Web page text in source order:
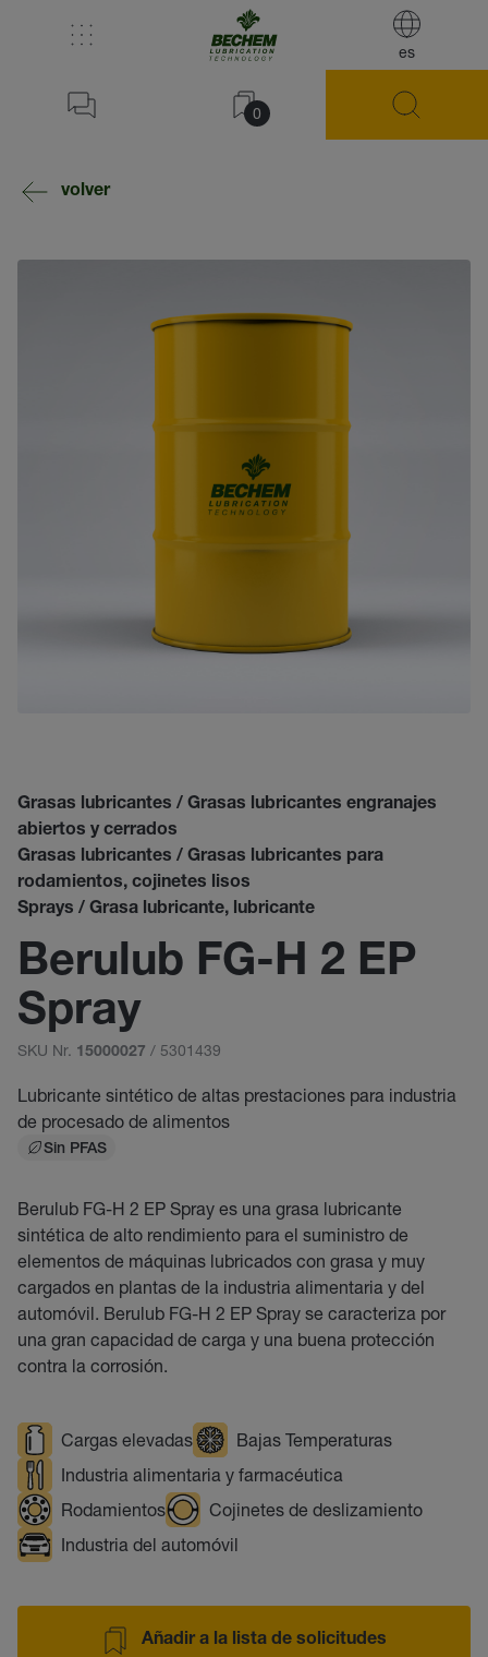
es
0
volver
Grasas lubricantes / Grasas lubricantes engranajes
abiertos y cerrados
Grasas lubricantes / Grasas lubricantes para
rodamientos, cojinetes lisos
Sprays / Grasa lubricante, lubricante
Berulub FG-H 2 EP
Spray
SKU Nr. 15000027 / 5301439
Lubricante sintético de altas prestaciones para industria
de procesado de alimentos
Sin PFAS
Berulub FG-H 2 EP Spray es una grasa lubricante
sintética de alto rendimiento para el suministro de
elementos de máquinas lubricados con grasa y muy
cargados en plantas de la industria alimentaria y del
automóvil. Berulub FG-H 2 EP Spray se caracteriza por
una gran capacidad de carga y una buena protección
contra la corrosión.
Cargas elevadas
Bajas Temperaturas
Industria alimentaria y farmacéutica
Rodamientos
Cojinetes de deslizamiento
Industria del automóvil
Añadir a la lista de solicitudes